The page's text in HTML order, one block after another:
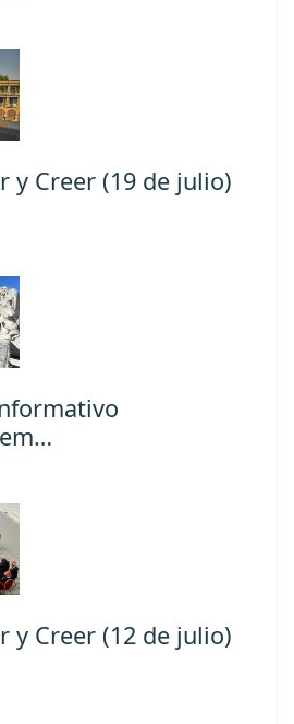
y Creer (19 de julio)
y Creer (12 de julio)